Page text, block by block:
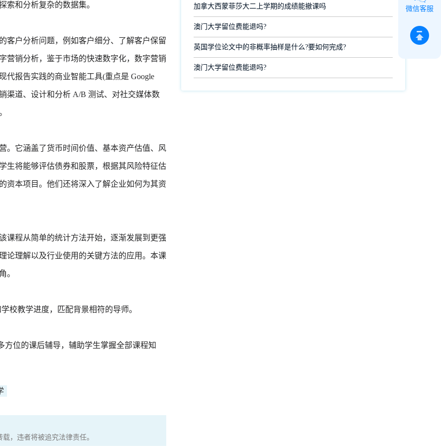
索和分析复杂的数据集。
客户分析问题，例如客户细分、了解客户保留
营销分析，鉴于市场的快速数字化，数字营销
代报告实践的商业智能工具(重点是 Google
渠道、设计和分析 A/B 测试、对社交媒体数
。它涵盖了货币时间价值、基本资产估值、风
生将能够评估债券和股票，根据其风险特征估
资本项目。他们还将深入了解企业如何为其资
课程从简单的统计方法开始，逐渐发展到更强
论理解以及行业使用的关键方法的应用。本课
。
校教学进度，匹配背景相符的导师。
位的课后辅导，辅助学生掌握全部课程知
，违者将被追究法律责任。
加拿大西蒙菲莎大二上学期的成绩能撤课吗
澳门大学留位费能退吗?
英国学位论文中的非概率抽样是什么?要如何完成?
澳门大学留位费能退吗?
微信客服